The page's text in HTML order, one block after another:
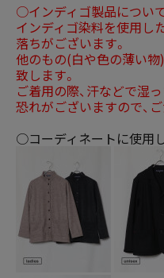
○インディゴ製品につい
インディゴ染料を使用し
落ちがございます。
他のもの(白や色の薄い
致します。
ご着用の際、汗などで湿
恐れがございますので、ご
○コーディネートに使用